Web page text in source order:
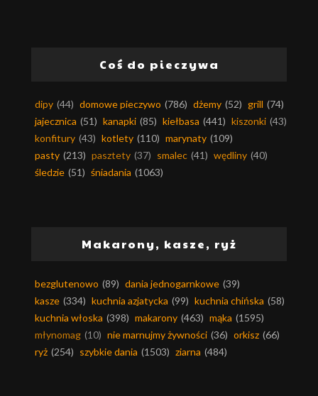
Coś do pieczywa
dipy (44) domowe pieczywo (786) dżemy (52) grill (74)
jajecznica (51) kanapki (85) kiełbasa (441) kiszonki (43)
konfitury (43) kotlety (110) marynaty (109)
pasty (213) pasztety (37) smalec (41) wędliny (40)
śledzie (51) śniadania (1063)
Makarony, kasze, ryż
bezglutenowo (89) dania jednogarnkowe (39)
kasze (334) kuchnia azjatycka (99) kuchnia chińska (58)
kuchnia włoska (398) makarony (463) mąka (1595)
młynomag (10) nie marnujmy żywności (36) orkisz (66)
ryż (254) szybkie dania (1503) ziarna (484)